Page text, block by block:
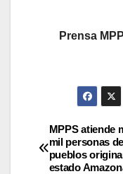
Prensa
MPPS atiende
mil personas
pueblos
estado